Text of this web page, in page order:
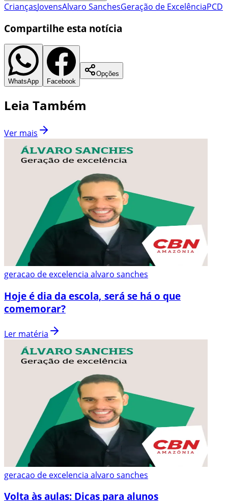
CriançasJovensAlvaro SanchesGeração de ExcelênciaPCD
Compartilhe esta notícia
WhatsApp Facebook
Opções
Leia Também
Ver mais
geracao de excelencia alvaro sanches
Hoje é dia da escola, será se há o que
comemorar?
Ler matéria
geracao de excelencia alvaro sanches
Volta às aulas: Dicas para alunos